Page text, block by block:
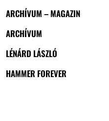
ARCHÍVUM – MAGAZIN
ARCHÍVUM
LÉNÁRD LÁSZLÓ
HAMMER FOREVER